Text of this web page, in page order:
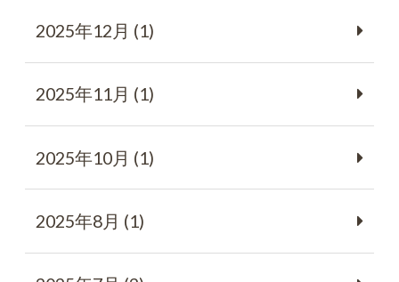
2025年12月 (1)
2025年11月 (1)
2025年10月 (1)
2025年8月 (1)